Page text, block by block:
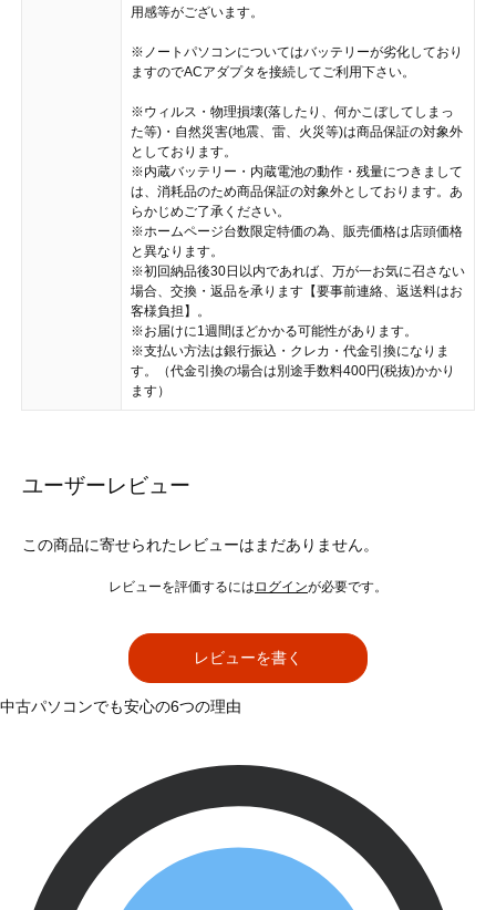
用感等がございます。
※ノートパソコンについてはバッテリーが劣化しており
ますのでACアダプタを接続してご利用下さい。
※ウィルス・物理損壊(落したり、何かこぼしてしまっ
た等)・自然災害(地震、雷、火災等)は商品保証の対象外
としております。
※内蔵バッテリー・内蔵電池の動作・残量につきまして
は、消耗品のため商品保証の対象外としております。あ
らかじめご了承ください。
※ホームページ台数限定特価の為、販売価格は店頭価格
と異なります。
※初回納品後30日以内であれば、万が一お気に召さない
場合、交換・返品を承ります【要事前連絡、返送料はお
客様負担】。
※お届けに1週間ほどかかる可能性があります。
※支払い方法は銀行振込・クレカ・代金引換になりま
す。（代金引換の場合は別途手数料400円(税抜)かかり
ます）
ユーザーレビュー
この商品に寄せられたレビューはまだありません。
レビューを評価するには ログインが必要です。
レビューを書く
中古パソコンでも安心の6つの理由